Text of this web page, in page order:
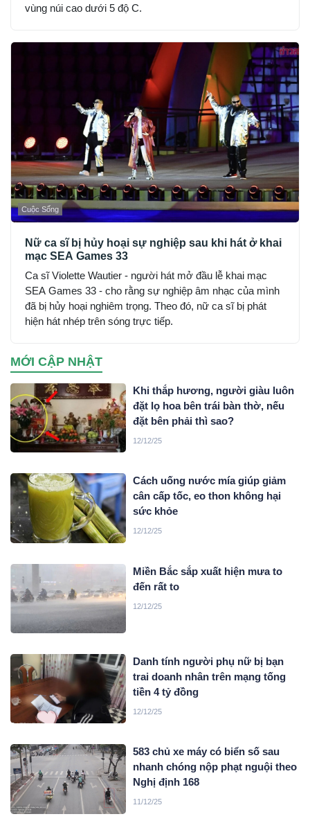
vùng núi cao dưới 5 độ C.
Cuộc Sống
Nữ ca sĩ bị hủy hoại sự nghiệp sau khi hát ở khai
mạc SEA Games 33
Ca sĩ Violette Wautier - người hát mở đầu lễ khai mạc
SEA Games 33 - cho rằng sự nghiệp âm nhạc của mình
đã bị hủy hoại nghiêm trọng. Theo đó, nữ ca sĩ bị phát
hiện hát nhép trên sóng trực tiếp.
MỚI CẬP NHẬT
Khi thắp hương, người giàu luôn
đặt lọ hoa bên trái bàn thờ, nếu
đặt bên phải thì sao?
12/12/25
Cách uống nước mía giúp giảm
cân cấp tốc, eo thon không hại
sức khỏe
12/12/25
Miền Bắc sắp xuất hiện mưa to
đến rất to
12/12/25
Danh tính người phụ nữ bị bạn
trai doanh nhân trên mạng tống
tiền 4 tỷ đồng
12/12/25
583 chủ xe máy có biển số sau
nhanh chóng nộp phạt nguội theo
Nghị định 168
11/12/25